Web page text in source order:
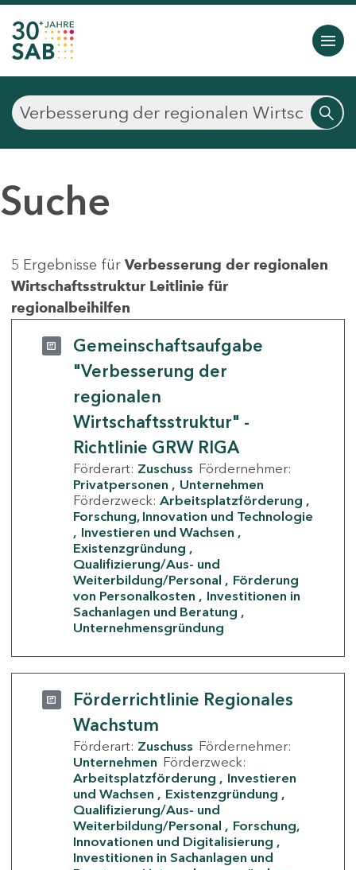
Suche
5 Ergebnisse für Verbesserung der regionalen
Wirtschaftsstruktur Leitlinie für
regionalbeihilfen
Gemeinschaftsaufgabe
"Verbesserung der
regionalen
Wirtschaftsstruktur" -
Richtlinie GRW RIGA
Förderart: Zuschuss Fördernehmer:
Privatpersonen
Unternehmen
Förderzweck: Arbeitsplatzförderung
Forschung, Innovation und Technologie
Investieren und Wachsen
Existenzgründung
Qualifizierung/Aus- und
Weiterbildung/Personal
Förderung
von Personalkosten
Investitionen in
Sachanlagen und Beratung
Unternehmensgründung
Förderrichtlinie Regionales
Wachstum
Förderart: Zuschuss Fördernehmer:
Unternehmen Förderzweck:
Arbeitsplatzförderung
Investieren
und Wachsen
Existenzgründung
Qualifizierung/Aus- und
Weiterbildung/Personal
Forschung,
Innovationen und Digitalisierung
Investitionen in Sachanlagen und